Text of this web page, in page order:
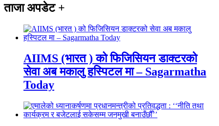
ताजा अपडेट +
AIIMS (भारत ) को फिजिसियन डाक्टरको
सेवा अब मकालु हस्पिटल मा – Sagarmatha
Today